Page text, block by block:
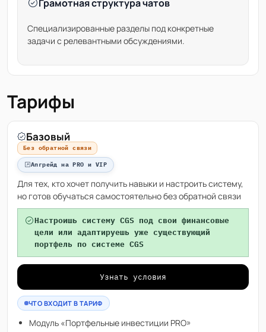
Грамотная структура чатов
Специализированные разделы под конкретные
задачи с релевантными обсуждениями.
Тарифы
Базовый
Без обратной связи
Апгрейд на PRO и VIP
Для тех, кто хочет получить навыки и настроить систему,
но готов обучаться самостоятельно без обратной связи
Настроишь систему CGS под свои финансовые
цели или адаптируешь уже существующий
портфель по системе CGS
Узнать условия
ЧТО ВХОДИТ В ТАРИФ
Модуль «Портфельные инвестиции PRO»